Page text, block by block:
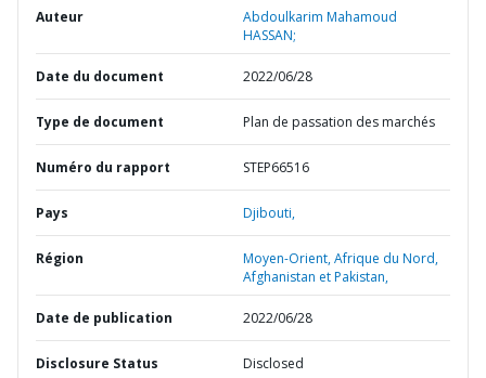
Auteur
Abdoulkarim Mahamoud
HASSAN;
Date du document 2022/06/28
Type de document Plan de passation des marchés
Numéro du rapport STEP66516
Pays Djibouti,
Région
Moyen-Orient, Afrique du Nord,
Afghanistan et Pakistan,
Date de publication 2022/06/28
Disclosure Status Disclosed